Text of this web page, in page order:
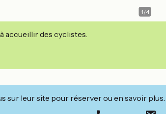
1/4
accueillir des cyclistes.
sur leur site pour réserver ou en savoir plus.